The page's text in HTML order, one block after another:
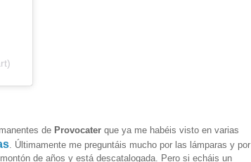
de Provocater que ya me habéis visto en varias
. Últimamente me preguntáis mucho por las lámparas y por
de años y está descatalogada. Pero si echáis un